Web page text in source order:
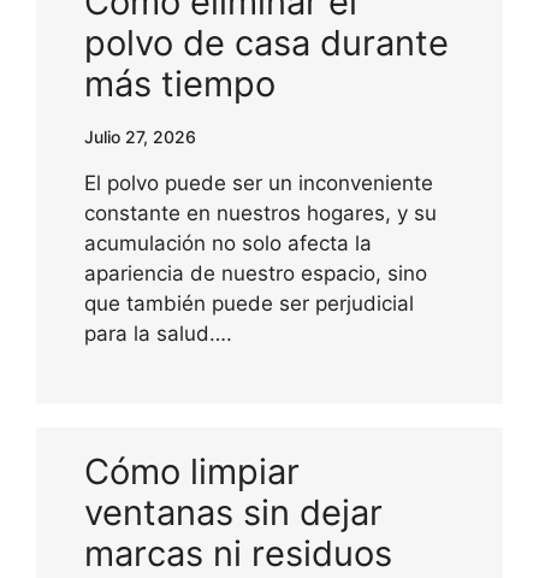
polvo de casa durante
más tiempo
Julio 27, 2026
El polvo puede ser un inconveniente
constante en nuestros hogares, y su
acumulación no solo afecta la
apariencia de nuestro espacio, sino
que también puede ser perjudicial
para la salud….
Cómo limpiar
ventanas sin dejar
marcas ni residuos